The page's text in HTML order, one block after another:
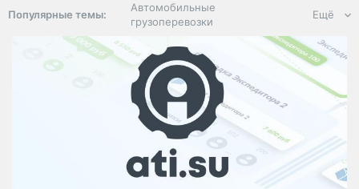
Популярные темы:
Автомобильные
грузоперевозки
Региональная
логистика
ЭДО, ИТ в
логистике
Дороги,
инфраструктура
Логистика, грузы
Ещё